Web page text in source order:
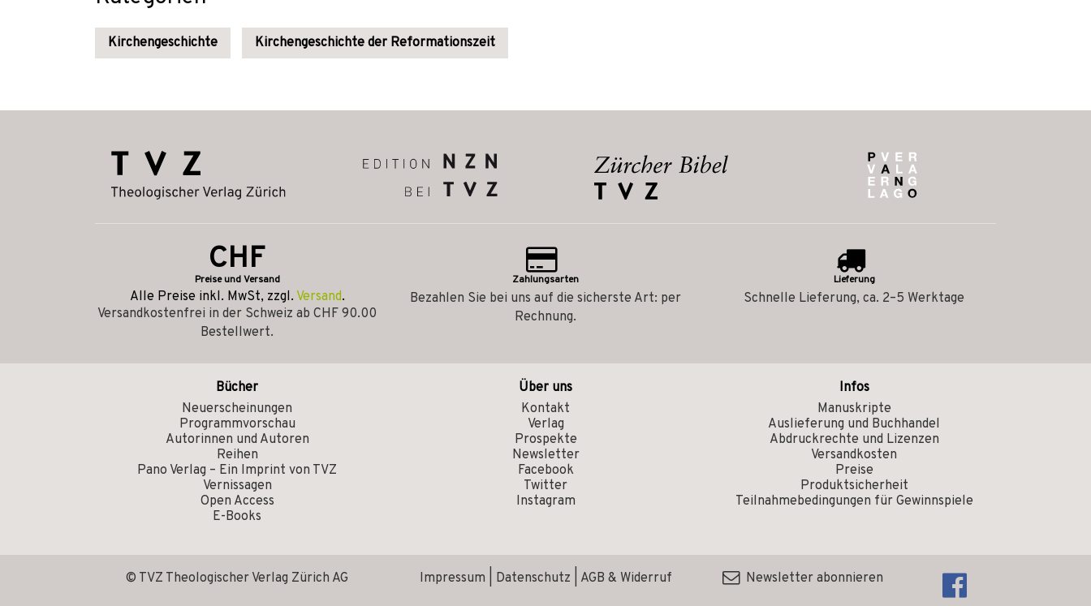
Kirchengeschichte Kirchengeschichte der Reformationszeit
CHF
Preise und Versand
Alle Preise inkl. MwSt, zzgl. Versand.
Versandkostenfrei in der Schweiz ab CHF 90.00
Bestellwert.
Zahlungsarten
Bezahlen Sie bei uns auf die sicherste Art: per
Rechnung.
Lieferung
Schnelle Lieferung, ca. 2–5 Werktage
Bücher
Neuerscheinungen
Programmvorschau
Autorinnen und Autoren
Reihen
Pano Verlag – Ein Imprint von TVZ
Vernissagen
Open Access
E-Books
Über uns
Kontakt
Verlag
Prospekte
Newsletter
Facebook
Twitter
Instagram
Infos
Manuskripte
Auslieferung und Buchhandel
Abdruckrechte und Lizenzen
Versandkosten
Preise
Produktsicherheit
Teilnahmebedingungen für Gewinnspiele
© TVZ Theologischer Verlag Zürich AG Impressum Datenschutz AGB & Widerruf Newsletter abonnieren